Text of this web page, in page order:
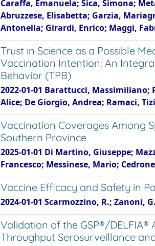
Caraffa, Emanuela; Sica, Simona;
Abruzzese, Elisabetta; Garzia,
Antonella; Girardi, Enrico; Maggi,
Trust in Science as a Possible
Vaccination Intention: An
Behavior (TPB)
2022-01-01 Barattucci, Massimiliano;
Alice; De Giorgio, Andrea; Ramaci,
Vaccination Coverages Among
Southern Province
2025-01-01 Di Martino, Giuseppe;
Francesco; Messinese, Mario;
Vaccine Efficacy and Safety in
2024-01-01 Scarmozzino, R.; Zanoni,
Validation of the GSP®/DELFIA®
Throughput Serosurveillance